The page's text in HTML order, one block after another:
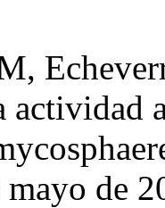
actividad
de